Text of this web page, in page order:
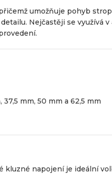
umožňuje pohyb
Nejčastěji se využívá
mm, 50 mm a 62,5 mm
napojení je ideální